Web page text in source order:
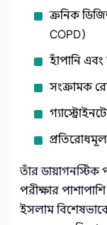
ক্রনিক
COPD)
হাঁপানি এবং
সংক্রামক
তাঁর ডায়াগনস্টিক
পরীক্ষার
ইসলাম